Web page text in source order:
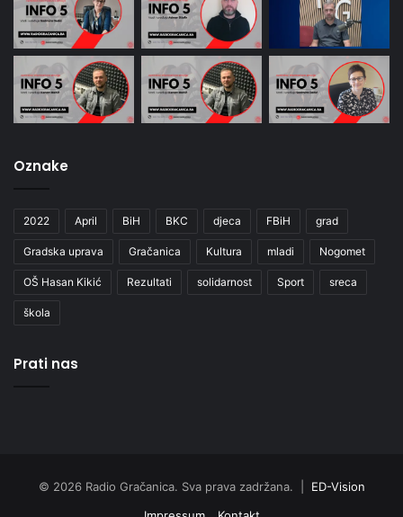
Oznake
2022 April BiH BKC djeca FBiH grad
Gradska uprava Gračanica Kultura mladi Nogomet
OŠ Hasan Kikić Rezultati solidarnost Sport sreca
škola
Prati nas
© 2026 Radio Gračanica. Sva prava zadržana. | ED-Vision